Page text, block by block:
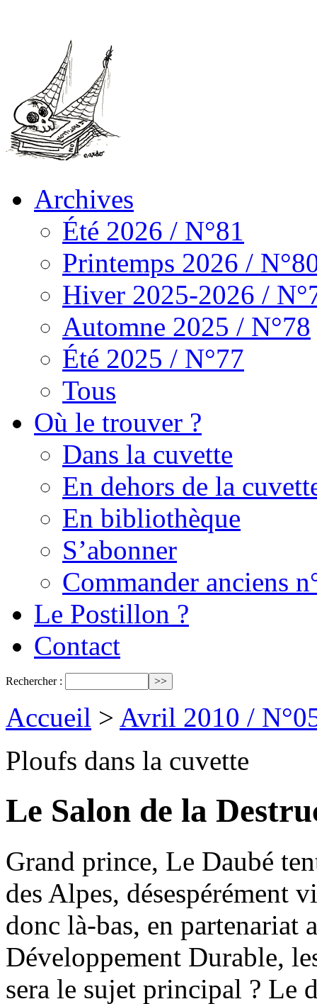
Archives
Été 2026 / N°81
Printemps 2026 /
Hiver 2025-2026 /
Automne 2025 / N°78
Été 2025 / N°77
Tous
Où le trouver ?
Dans la cuvette
En dehors de la
En bibliothèque
S’abonner
Commander anciens
Le Postillon ?
Contact
Rechercher :
Accueil > Avril 2010 /
Ploufs dans la cuvette
Le Salon de la
Grand prince, Le Daubé
des Alpes, désespérément
donc là-bas, en partenariat
Développement Durable,
sera le sujet principal ? Le